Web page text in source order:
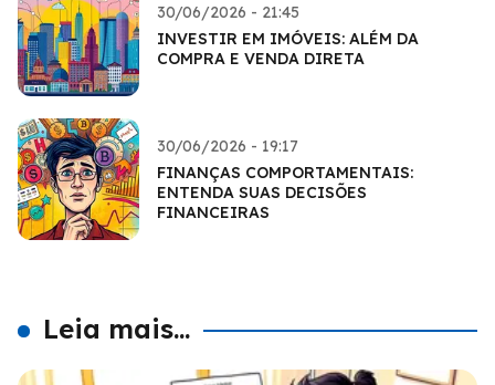
30/06/2026 - 21:45
INVESTIR EM IMÓVEIS: ALÉM DA
COMPRA E VENDA DIRETA
30/06/2026 - 19:17
FINANÇAS COMPORTAMENTAIS:
ENTENDA SUAS DECISÕES
FINANCEIRAS
Leia mais...